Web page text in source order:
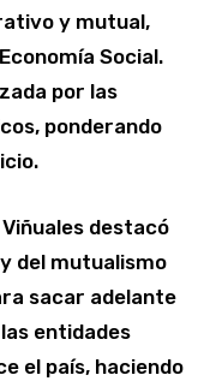
y mutual,
Social.
por las
ponderando
destacó
del mutualismo
sacar adelante
entidades
el país, haciendo